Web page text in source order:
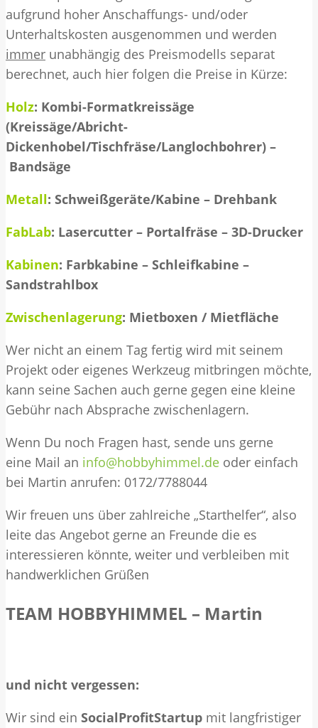
aufgrund hoher Anschaffungs- und/oder
Unterhaltskosten ausgenommen und werden
immer unabhängig des Preismodells separat
berechnet, auch hier folgen die Preise in Kürze:
Holz: Kombi-Formatkreissäge
(Kreissäge/Abricht-
Dickenhobel/Tischfräse/Langlochbohrer) –
Bandsäge
Metall: Schweißgeräte/Kabine – Drehbank
FabLab: Lasercutter – Portalfräse – 3D-Drucker
Kabinen: Farbkabine – Schleifkabine –
Sandstrahlbox
Zwischenlagerung: Mietboxen / Mietfläche
Wer nicht an einem Tag fertig wird mit seinem
Projekt oder eigenes Werkzeug mitbringen möchte,
kann seine Sachen auch gerne gegen eine kleine
Gebühr nach Absprache zwischenlagern.
Wenn Du noch Fragen hast, sende uns gerne
eine Mail an info@hobbyhimmel.de oder einfach
bei Martin anrufen: 0172/7788044
Wir freuen uns über zahlreiche „Starthelfer“, also
leite das Angebot gerne an Freunde die es
interessieren könnte, weiter und verbleiben mit
handwerklichen Grüßen
TEAM HOBBYHIMMEL – Martin
und nicht vergessen:
Wir sind ein SocialProfitStartup mit langfristiger